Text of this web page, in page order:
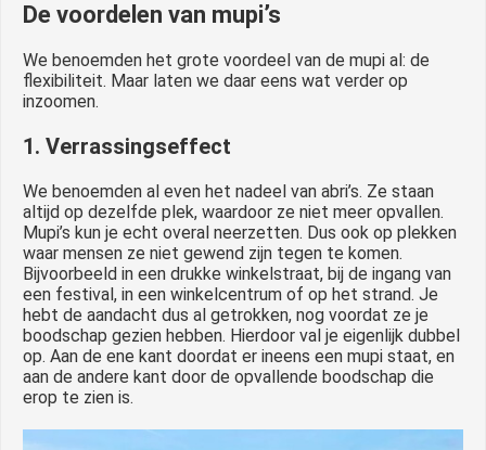
De voordelen van mupi’s
We benoemden het grote voordeel van de mupi al: de
flexibiliteit. Maar laten we daar eens wat verder op
inzoomen.
1. Verrassingseffect
We benoemden al even het nadeel van abri’s. Ze staan
altijd op dezelfde plek, waardoor ze niet meer opvallen.
Mupi’s kun je echt overal neerzetten. Dus ook op plekken
waar mensen ze niet gewend zijn tegen te komen.
Bijvoorbeeld in een drukke winkelstraat, bij de ingang van
een festival, in een winkelcentrum of op het strand. Je
hebt de aandacht dus al getrokken, nog voordat ze je
boodschap gezien hebben. Hierdoor val je eigenlijk dubbel
op. Aan de ene kant doordat er ineens een mupi staat, en
aan de andere kant door de opvallende boodschap die
erop te zien is.